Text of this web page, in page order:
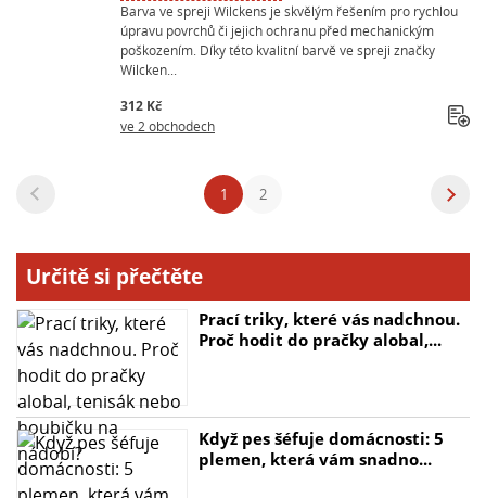
Barva ve spreji Wilckens je skvělým řešením pro rychlou
úpravu povrchů či jejich ochranu před mechanickým
poškozením. Díky této kvalitní barvě ve spreji značky
Wilcken...
312 Kč
ve 2 obchodech
1 2
Určitě si přečtěte
Prací triky, které vás nadchnou.
Proč hodit do pračky alobal,...
Když pes šéfuje domácnosti: 5
plemen, která vám snadno...